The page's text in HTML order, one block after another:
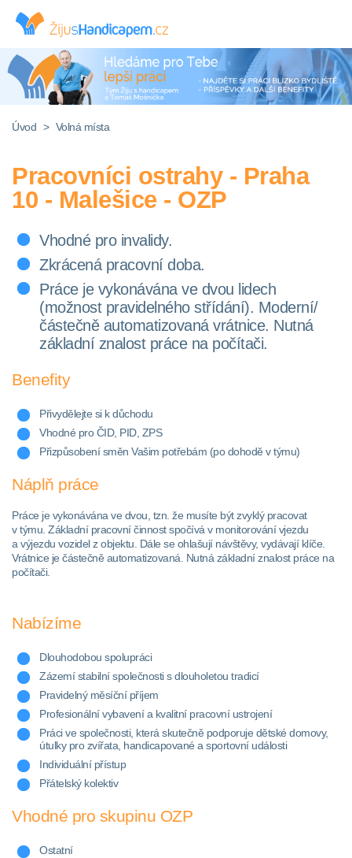
Úvod > Volná místa
Pracovníci ostrahy - Praha
10 - Malešice - OZP
Vhodné pro invalidy.
Zkrácená pracovní doba.
Práce je vykonávána ve dvou lidech
(možnost pravidelného střídání). Moderní/
částečně automatizovaná vrátnice. Nutná
základní znalost práce na počítači.
Benefity
Přivydělejte si k důchodu
Vhodné pro ČID, PID, ZPS
Přizpůsobení směn Vašim potřebám (po dohodě v týmu)
Náplň práce
Práce je vykonávána ve dvou, tzn. že musíte být zvyklý pracovat
v týmu. Základní pracovní činnost spočívá v monitorování vjezdu
a výjezdu vozidel z objektu. Dále se ohlašují návštěvy, vydávají klíče.
Vrátnice je částečně automatizovaná. Nutná základní znalost práce na
počítači.
Nabízíme
Dlouhodobou spolupráci
Zázemí stabilní společnosti s dlouholetou tradicí
Pravidelný měsíční příjem
Profesionální vybavení a kvalitní pracovní ustrojení
Práci ve společnosti, která skutečně podporuje dětské domovy,
útulky pro zvířata, handicapované a sportovní události
Individuální přístup
Přátelský kolektiv
Vhodné pro skupinu OZP
Ostatní